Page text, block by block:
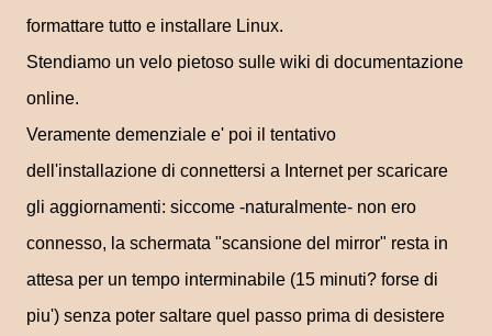
formattare tutto e installare Linux.
Stendiamo un velo pietoso sulle wiki di documentazione
online.
Veramente demenziale e' poi il tentativo
dell'installazione di connettersi a Internet per scaricare
gli aggiornamenti: siccome -naturalmente- non ero
connesso, la schermata "scansione del mirror" resta in
attesa per un tempo interminabile (15 minuti? forse di
piu') senza poter saltare quel passo prima di desistere